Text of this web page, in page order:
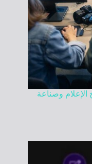
الإعلام وصناعة